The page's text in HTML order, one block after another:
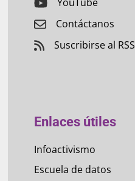
Contáctanos
Suscribirse al RSS
Enlaces útiles
Infoactivismo
Escuela de datos